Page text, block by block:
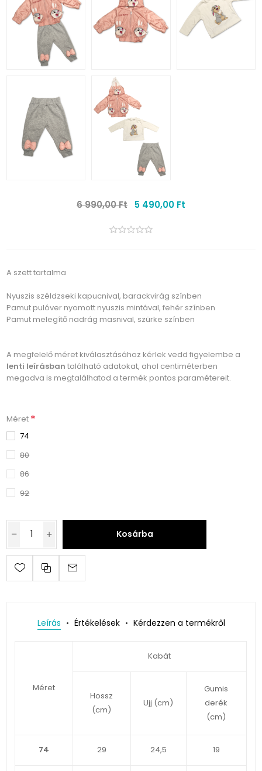
6 990,00 Ft 5 490,00 Ft
A szett tartalma
Nyuszis széldzseki kapucnival, barackvirág színben
Pamut pulóver nyomott nyuszis mintával, fehér színben
Pamut melegítő nadrág masnival, szürke színben
A megfelelő méret kiválasztásához kérlek vedd figyelembe a
lenti leírásban található adatokat, ahol centiméterben
megadva is megtalálhatod a termék pontos paramétereit.
Méret *
74
80
86
92
Kosárba
Leírás Értékelések Kérdezzen a termékről
Méret
Kabát
Hossz
(cm)
Ujj (cm)
Gumis
derék
(cm)
74 29 24,5 19